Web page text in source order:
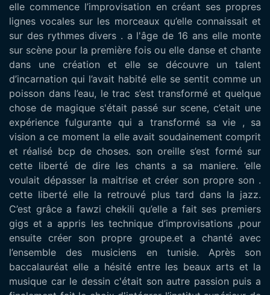
elle commence l’improvisation en créant ses propres
lignes vocales sur les morceaux qu’elle connaissait et
sur des rythmes divers . a l'âge de 16 ans elle monte
sur scène pour la première fois ou elle danse et chante
dans une création et elle se découvre un talent
d’incarnation qui l’avait habité elle se sentit comme un
poisson dans l’eau, le trac s’est transformé et quelque
chose de magique s'était passé sur scene, c’etait une
expérience fulgurante qui a transformé sa vie , sa
vision a ce moment la elle avait soudainement comprit
et réalisé bcp de choses. son oreille s’est formé sur
cette liberté de dire les chants a sa maniere. ’elle
voulait dépasser la maitrise et créer son propre son .
cette liberté elle la retrouvé plus tard dans la jazz.
C’est grâce a fawzi chekili qu’elle a fait ses premiers
gigs et a appris les technique d’improvisations ,pour
ensuite créer son propre groupe.et a chanté avec
l’ensemble des musiciens en tunisie. Après son
baccalauréat elle a hésité entre les beaux arts et la
musique car le dessin c'était son autre passion puis a